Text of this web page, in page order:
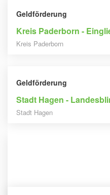
Geldförderung
Kreis Paderborn -
Kreis Paderborn
Geldförderung
Stadt Hagen -
Stadt Hagen